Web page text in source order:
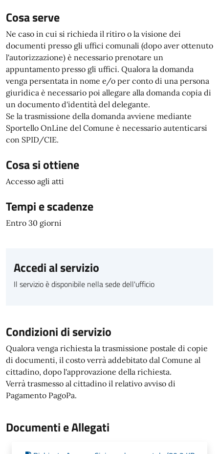
Cosa serve
Ne caso in cui si richieda il ritiro o la visione dei
documenti presso gli uffici comunali (dopo aver ottenuto
l'autorizzazione) è necessario prenotare un
appuntamento presso gli uffici. Qualora la domanda
venga persentata in nome e/o per conto di una persona
giuridica è necessario poi allegare alla domanda copia di
un documento d'identità del delegante.
Se la trasmissione della domanda avviene mediante
Sportello OnLine del Comune è necessario autenticarsi
con SPID/CIE.
Cosa si ottiene
Accesso agli atti
Tempi e scadenze
Entro 30 giorni
Accedi al servizio
Il servizio è disponibile nella sede dell'ufficio
Condizioni di servizio
Qualora venga richiesta la trasmissione postale di copie
di documenti, il costo verrà addebitato dal Comune al
cittadino, dopo l'approvazione della richiesta.
Verrà trasmesso al cittadino il relativo avviso di
Pagamento PagoPa.
Documenti e Allegati